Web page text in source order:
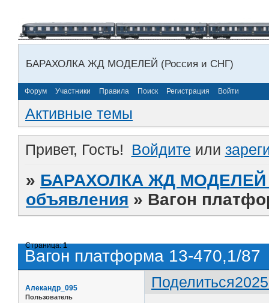
БАРАХОЛКА ЖД МОДЕЛЕЙ (Россия и СНГ)
Форум Участники Правила Поиск Регистрация Войти
Активные темы
Привет, Гость! Войдите или
» БАРАХОЛКА ЖД МОДЕЛЕЙ
объявления » Вагон
Вагон платформа 13-470,1/87
Страница:1
Поделиться
Алекандр_095
Пользователь